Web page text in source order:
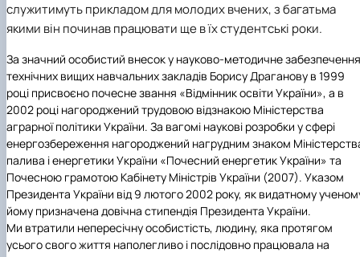
служитимуть прикладом для молодих вчених, з багатьма
якими він починав працювати ще в їх студентські роки.
За значний особистий внесок у науково-методичне забезпечення
технічних вищих навчальних закладів Борису Драганову в 1999
році присвоєно почесне звання «Відмінник освіти України», а в
2002 році нагороджений трудовою відзнакою Міністерства
аграрної політики України. За вагомі наукові розробки у сфері
енергозбереження нагороджений нагрудним знаком
палива і енергетики України «Почесний енергетик України» та
Почесною грамотою Кабінету Міністрів України (2007). Указом
Президента України від 9 лютого 2002 року, як видатному
йому призначена довічна стипендія Президента України.
Ми втратили непересічну особистість, людину, яка протягом
усього свого життя наполегливо і послідовно працювала на